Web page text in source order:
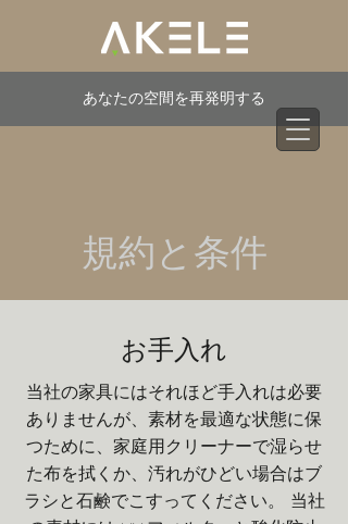
あなたの空間を再発明する
規約と条件
お手入れ
当社の家具にはそれほど手入れは必要
ありませんが、素材を最適な状態に保
つために、家庭用クリーナーで湿らせ
た布を拭くか、汚れがひどい場合はブ
ラシと石鹸でこすってください。 当社